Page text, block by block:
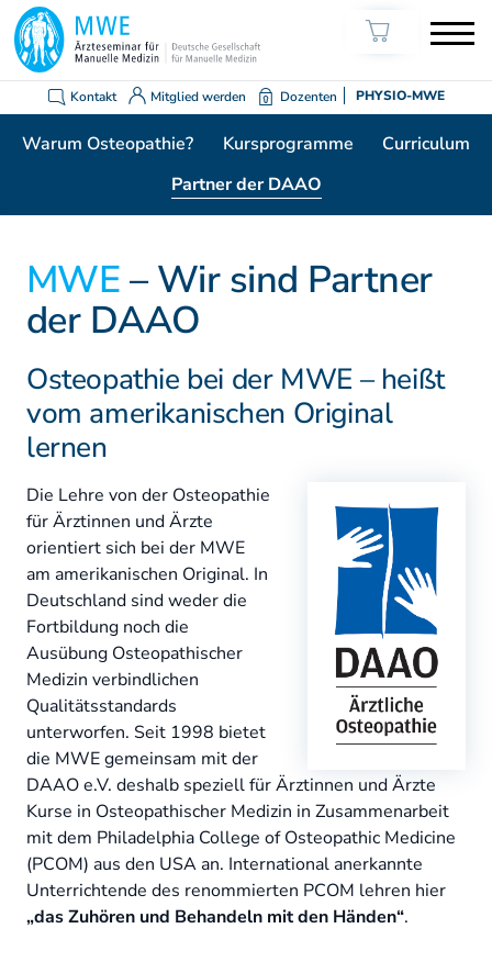
Kontakt Mitglied werden Dozenten PHYSIO-MWE
Warum Osteopathie? Kursprogramme
Curriculum
Partner der DAAO
MWE– Wir sind Partner
der DAAO
Osteopathie bei der MWE – heißt
vom amerikanischen Original
lernen
Die Lehre von der Osteopathie
für Ärztinnen und Ärzte
orientiert sich bei der MWE
am amerikanischen Original. In
Deutschland sind weder die
Fortbildung noch die
Ausübung Osteopathischer
Medizin verbindlichen
Qualitätsstandards
unterworfen. Seit 1998 bietet
die MWE gemeinsam mit der
DAAO e.V. deshalb speziell für Ärztinnen und Ärzte
Kurse in Osteopathischer Medizin in Zusammenarbeit
mit dem Philadelphia College of Osteopathic Medicine
(PCOM) aus den USA an. International anerkannte
Unterrichtende des renommierten PCOM lehren hier
„das Zuhören und Behandeln mit den Händen“.